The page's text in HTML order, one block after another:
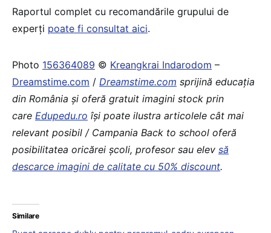
Raportul complet cu recomandările grupului de
experți poate fi consultat aici.
Photo 156364089 © Kreangkrai Indarodom –
Dreamstime.com / Dreamstime.com sprijină educaţia
din România şi oferă gratuit imagini stock prin
care Edupedu.ro îşi poate ilustra articolele cât mai
relevant posibil / Campania Back to school oferă
posibilitatea oricărei școli, profesor sau elev să
descarce imagini de calitate cu 50% discount.
Similare